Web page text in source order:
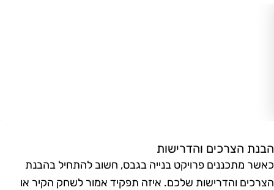
הצרכים והדרישות
מתכננים פרויקט בנייה בגבס, חשוב להתחיל בהבנת
והדרישות שלכם. איזה תפקיד אמור לשחק הקיר או